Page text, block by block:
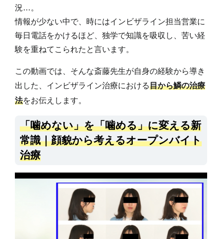
況…。
情報が少ない中で、時にはインビザライン担当営業に
毎日電話をかけるほど、独学で知識を吸収し、苦い経
験を重ねてこられたと言います。
この動画では、そんな斎藤先生が自身の経験から導き
出した、インビザライン治療における目から鱗の治療
法をお伝えします。
「噛めない」を「噛める」に変える新
常識｜顔貌から考えるオープンバイト
治療